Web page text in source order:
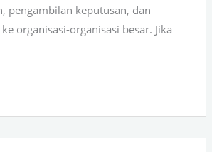
pengambilan keputusan, dan
organisasi-organisasi besar. Jika